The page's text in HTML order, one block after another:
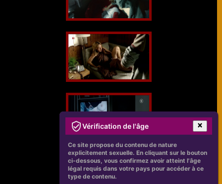
Vérification de l'âge
Ce site propose du contenu de nature
explicitement sexuelle. En cliquant sur le bouton
ci-dessous, vous confirmez avoir atteint l'âge
légal requis dans votre pays pour accéder à ce
type de contenu.